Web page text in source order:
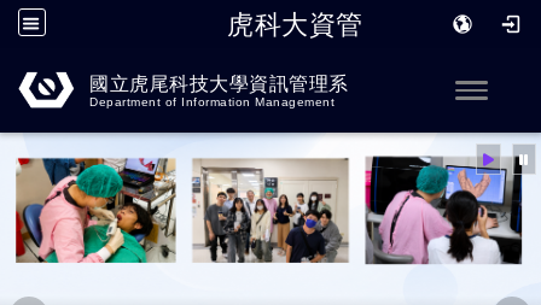
虎科大資管
跳到主要內容
國立虎尾科技大學資訊管理系
Department of Information Management